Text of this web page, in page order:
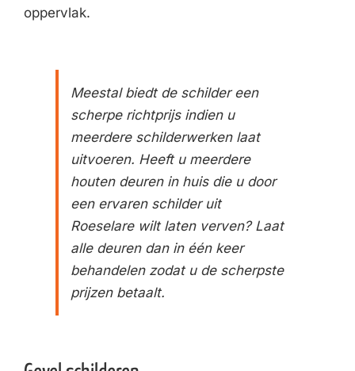
oppervlak.
Meestal biedt de schilder een
scherpe richtprijs indien u
meerdere schilderwerken laat
uitvoeren. Heeft u meerdere
houten deuren in huis die u door
een ervaren schilder uit
Roeselare wilt laten verven? Laat
alle deuren dan in één keer
behandelen zodat u de scherpste
prijzen betaalt.